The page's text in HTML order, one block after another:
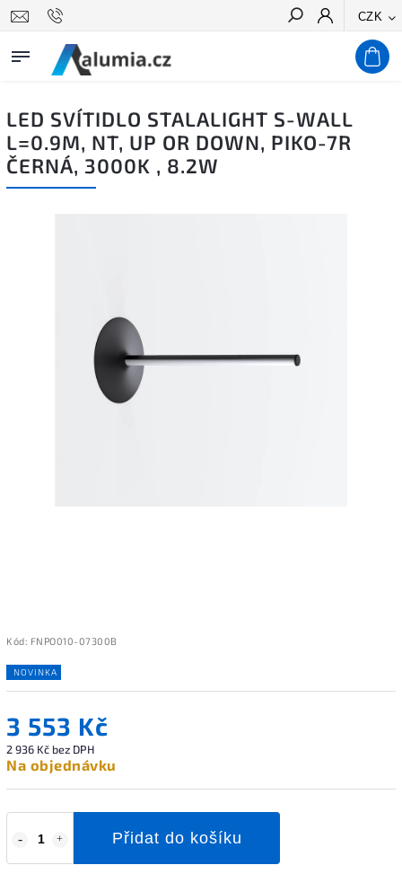
CZK
Hledat
LED SVÍTIDLO STALALIGHT S-WALL
L=0.9M, NT, UP OR DOWN, PIKO-7R
ČERNÁ, 3000K , 8.2W
Kód: FNPO010-07300B
NOVINKA
3 553 Kč
2 936 Kč bez DPH
Na objednávku
Přidat do košíku